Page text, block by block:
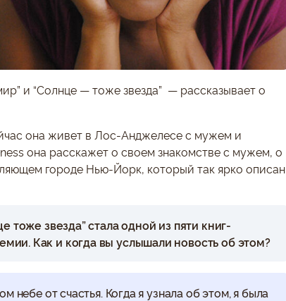
и “Солнце — тоже звезда” — рассказывает о
она живет в Лос-Анджелесе с мужем и
она расскажет о своем знакомстве с мужем, о
городе Нью-Йорк, который так ярко описан
тоже звезда” стала одной из пяти книг-
Как и когда вы услышали новость об этом?
небе от счастья. Когда я узнала об этом, я была